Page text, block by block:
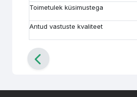
Toimetulek küsimustega
Antud vastuste kvaliteet